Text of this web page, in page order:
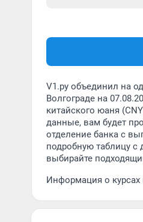
V1.ру объединил на
Волгограде на
китайского юаня
данные, вам будет
отделение банка с
подробную таблицу с
выбирайте
Информация о курсах